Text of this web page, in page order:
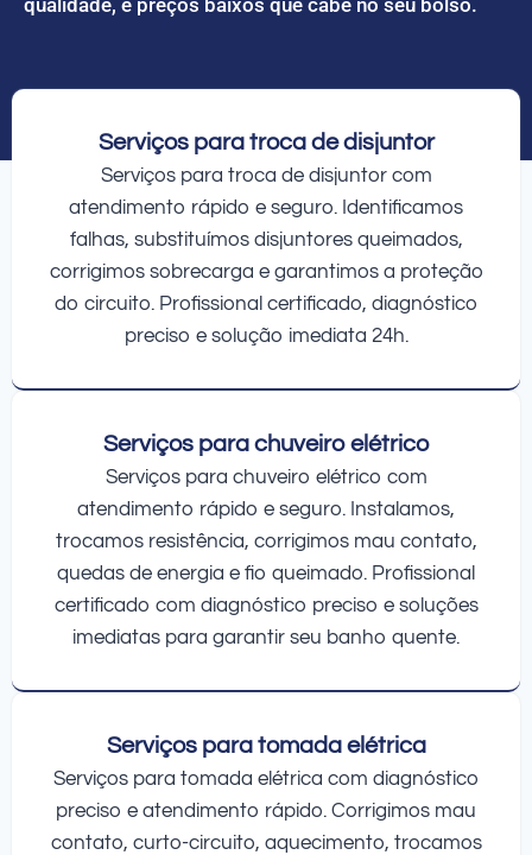
Serviços para troca de disjuntor
Serviços para troca de disjuntor com
atendimento rápido e seguro. Identificamos
falhas, substituímos disjuntores queimados,
corrigimos sobrecarga e garantimos a proteção
do circuito. Profissional certificado, diagnóstico
preciso e solução imediata 24h.
Serviços para chuveiro elétrico
Serviços para chuveiro elétrico com
atendimento rápido e seguro. Instalamos,
trocamos resistência, corrigimos mau contato,
quedas de energia e fio queimado. Profissional
certificado com diagnóstico preciso e soluções
imediatas para garantir seu banho quente.
Serviços para tomada elétrica
Serviços para tomada elétrica com diagnóstico
preciso e atendimento rápido. Corrigimos mau
contato, curto-circuito, aquecimento, trocamos